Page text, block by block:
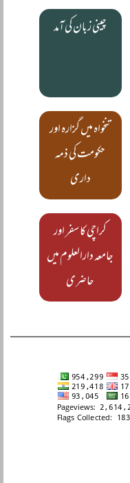
چینی زبان کی آمد
تنخواہ میں گزارہ اور
حکومت کی ذمہ
داری
کراچی کا سفر اور
جامعہ دارالعلوم میں
حاضری